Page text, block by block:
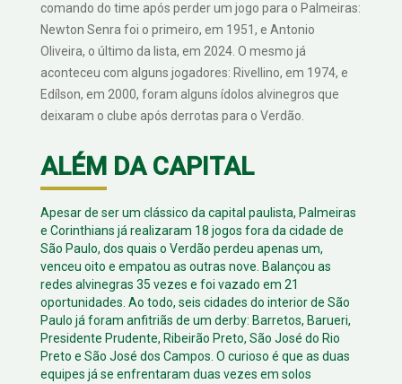
comando do time após perder um jogo para o Palmeiras:
Newton Senra foi o primeiro, em 1951, e Antonio
Oliveira, o último da lista, em 2024. O mesmo já
aconteceu com alguns jogadores: Rivellino, em 1974, e
Edílson, em 2000, foram alguns ídolos alvinegros que
deixaram o clube após derrotas para o Verdão.
ALÉM DA CAPITAL
Apesar de ser um clássico da capital paulista, Palmeiras
e Corinthians já realizaram 18 jogos fora da cidade de
São Paulo, dos quais o Verdão perdeu apenas um,
venceu oito e empatou as outras nove. Balançou as
redes alvinegras 35 vezes e foi vazado em 21
oportunidades. Ao todo, seis cidades do interior de São
Paulo já foram anfitriãs de um derby: Barretos, Barueri,
Presidente Prudente, Ribeirão Preto, São José do Rio
Preto e São José dos Campos. O curioso é que as duas
equipes já se enfrentaram duas vezes em solos